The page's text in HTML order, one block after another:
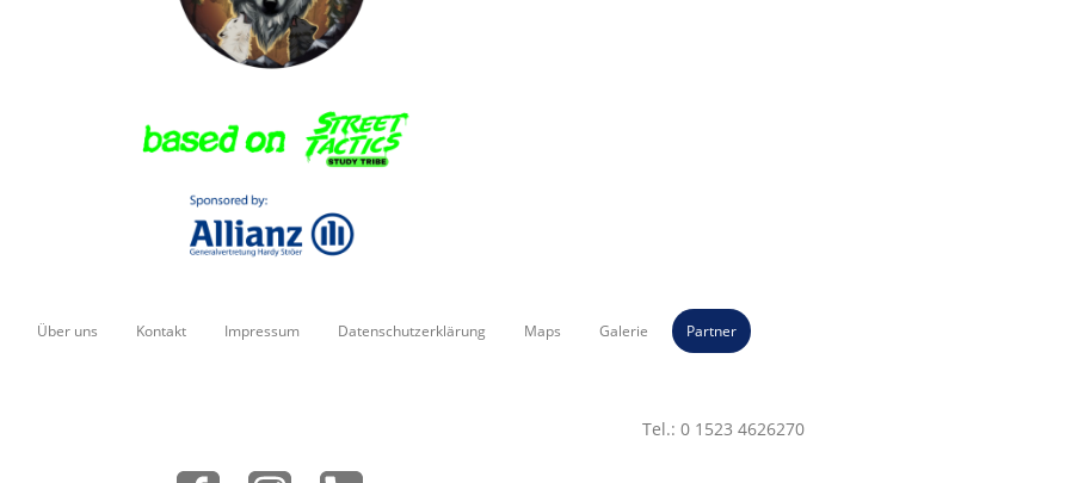
Über uns Kontakt Impressum Datenschutzerklärung Maps Galerie Partner
Tel.: 0 1523 4626270